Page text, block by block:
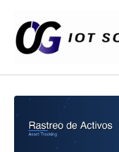
contenido